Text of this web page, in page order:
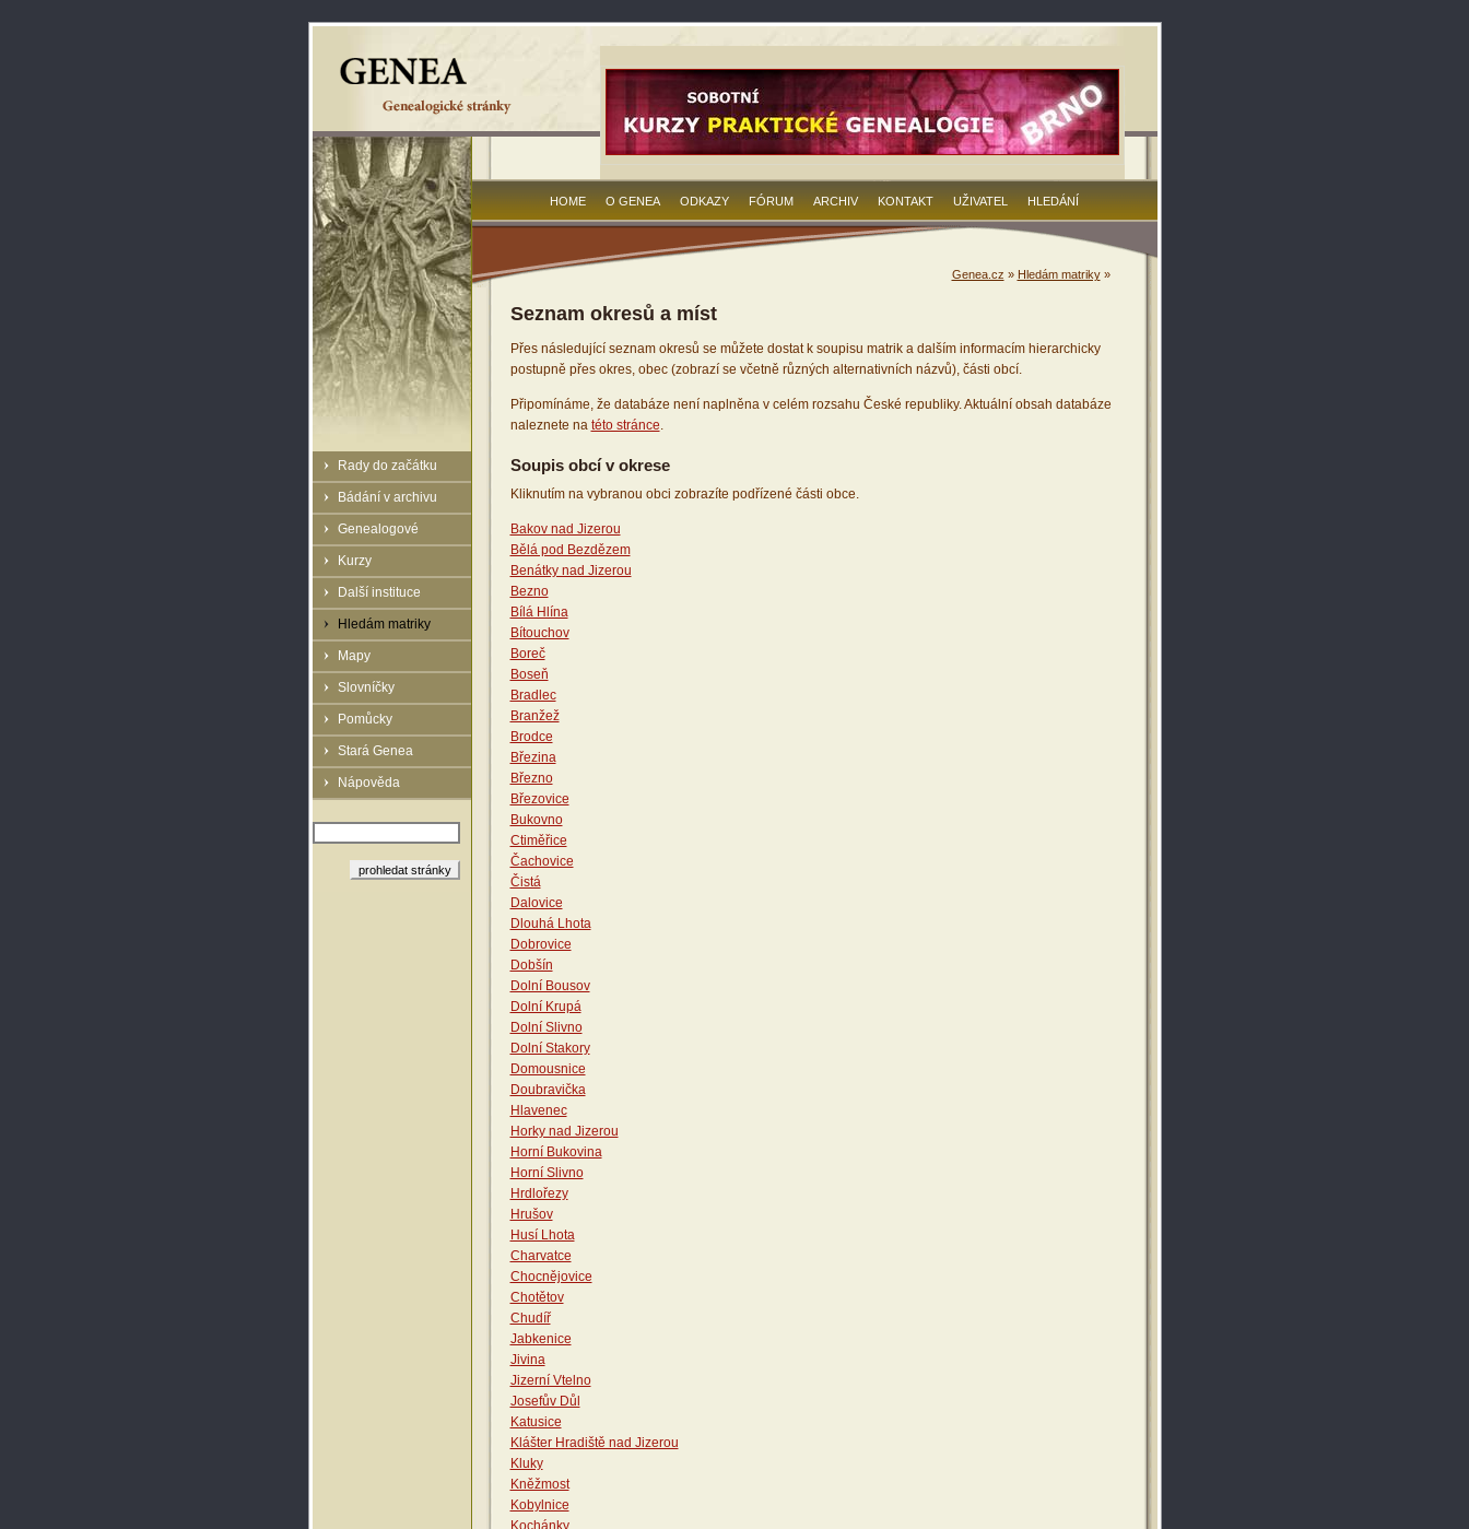
Rady do začátku
Bádání v archivu
Genealogové
Kurzy
Další instituce
Hledám matriky
Mapy
Slovníčky
Pomůcky
Stará Genea
Nápověda
HOME O GENEA ODKAZY FÓRUM ARCHIV KONTAKT UŽIVATEL HLEDÁNÍ
Genea.cz » Hledám matriky»
Seznam okresů a míst
Přes následující seznam okresů se můžete dostat k soupisu matrik a dalším informacím hierarchicky
postupně přes okres, obec (zobrazí se včetně různých alternativních názvů), části obcí.
Připomínáme, že databáze není naplněna v celém rozsahu České republiky. Aktuální obsah databáze
naleznete na této stránce.
Soupis obcí v okrese
Kliknutím na vybranou obci zobrazíte podřízené části obce.
Bakov nad Jizerou
Bělá pod Bezdězem
Benátky nad Jizerou
Bezno
Bílá Hlína
Bítouchov
Boreč
Boseň
Bradlec
Branžež
Brodce
Březina
Březno
Březovice
Bukovno
Ctiměřice
Čachovice
Čistá
Dalovice
Dlouhá Lhota
Dobrovice
Dobšín
Dolní Bousov
Dolní Krupá
Dolní Slivno
Dolní Stakory
Domousnice
Doubravička
Hlavenec
Horky nad Jizerou
Horní Bukovina
Horní Slivno
Hrdlořezy
Hrušov
Husí Lhota
Charvatce
Chocnějovice
Chotětov
Chudíř
Jabkenice
Jivina
Jizerní Vtelno
Josefův Důl
Katusice
Klášter Hradiště nad Jizerou
Kluky
Kněžmost
Kobylnice